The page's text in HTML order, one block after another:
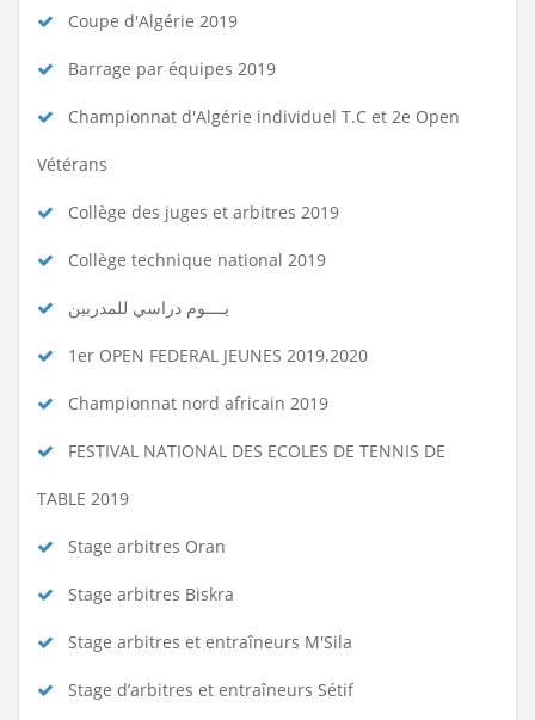
Coupe d'Algérie 2019
Barrage par équipes 2019
Championnat d'Algérie individuel T.C et 2e Open
Vétérans
Collège des juges et arbitres 2019
Collège technique national 2019
يــــوم دراسي للمدربين
1er OPEN FEDERAL JEUNES 2019.2020
Championnat nord africain 2019
FESTIVAL NATIONAL DES ECOLES DE TENNIS DE
TABLE 2019
Stage arbitres Oran
Stage arbitres Biskra
Stage arbitres et entraîneurs M'Sila
Stage d’arbitres et entraîneurs Sétif